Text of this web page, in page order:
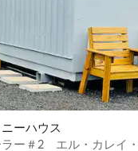
ーハウス
ラー＃2 エル・カレイ